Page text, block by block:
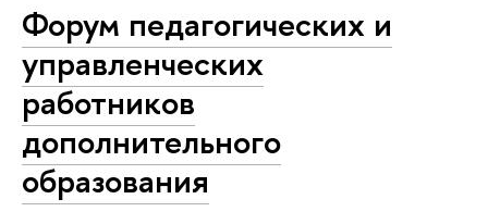
Форум педагогических и
управленческих
работников
дополнительного
образования